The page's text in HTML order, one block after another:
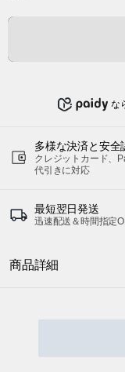
な
多様な決済と安全
クレジットカード、
代引きに対応
最短翌日発送
迅速配送＆時間指定
商品詳細